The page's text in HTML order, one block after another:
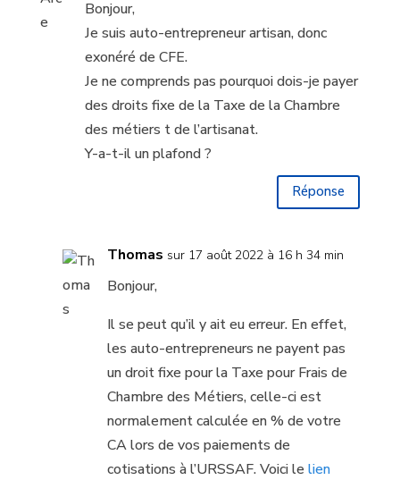
Bonjour,
Je suis auto-entrepreneur artisan, donc
exonéré de CFE.
Je ne comprends pas pourquoi dois-je payer
des droits fixe de la Taxe de la Chambre
des métiers t de l’artisanat.
Y-a-t-il un plafond ?
Réponse
Thomas sur 17 août 2022 à 16 h 34 min
Bonjour,
Il se peut qu’il y ait eu erreur. En effet,
les auto-entrepreneurs ne payent pas
un droit fixe pour la Taxe pour Frais de
Chambre des Métiers, celle-ci est
normalement calculée en % de votre
CA lors de vos paiements de
cotisations à l’URSSAF. Voici le lien